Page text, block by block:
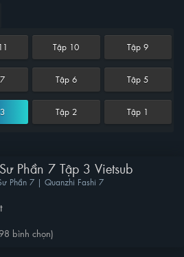
Tập 10 Tập 9
Tập 6 Tập 5
Tập 2 Tập 1
Phần 7 Tập 3 Vietsub
Phần 7 | Quanzhi Fashi 7
bình chọn)